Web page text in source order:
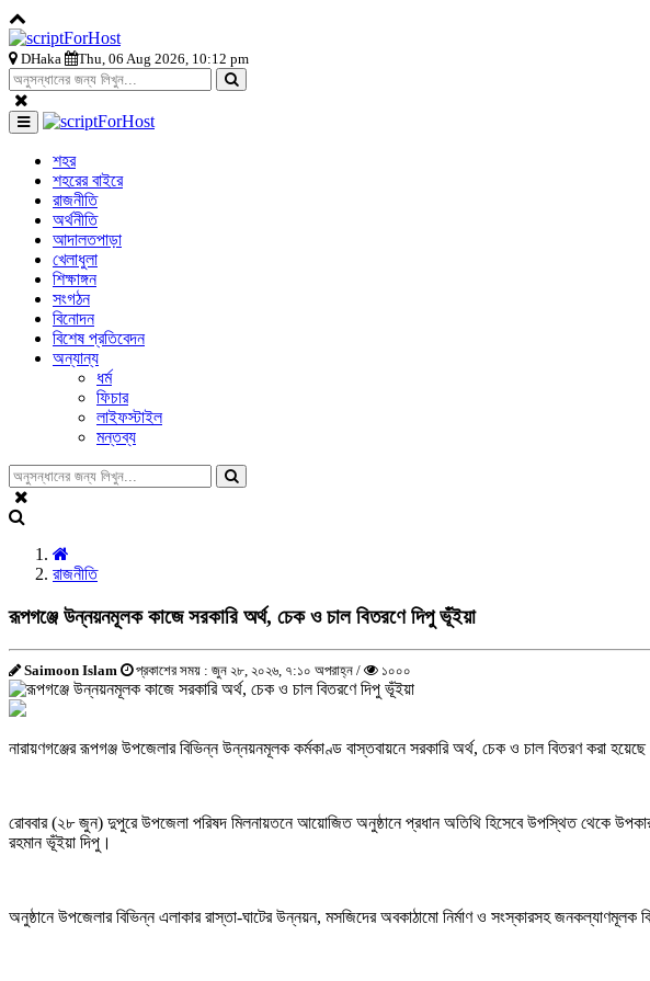
DHaka Thu, 06 Aug 2026, 10:12 pm
শহর
শহরের বাইরে
রাজনীতি
অর্থনীতি
আদালতপাড়া
খেলাধুলা
শিক্ষাঙ্গন
সংগঠন
বিনোদন
বিশেষ প্রতিবেদন
অন্যান্য
ধর্ম
ফিচার
লাইফস্টাইল
মন্তব্য
রাজনীতি
রূপগঞ্জে উন্নয়নমূলক কাজে সরকারি অর্থ, চেক ও চাল বিতরণে দিপু ভূঁইয়া
Saimoon Islam প্রকাশের সময় : জুন ২৮, ২০২৬, ৭:১০ অপরাহ্ন / ১০০০
নারায়ণগঞ্জের রূপগঞ্জ উপজেলার বিভিন্ন উন্নয়নমূলক কর্মকাণ্ড বাস্তবায়নে সরকারি অর্থ, চেক ও চাল বিতরণ করা
রোববার (২৮ জুন) দুপুরে উপজেলা পরিষদ মিলনায়তনে আয়োজিত অনুষ্ঠানে প্রধান অতিথি হিসেবে উপস্থিত থেকে
রহমান ভূঁইয়া দিপু।
অনুষ্ঠানে উপজেলার বিভিন্ন এলাকার রাস্তা-ঘাটের উন্নয়ন, মসজিদের অবকাঠামো নির্মাণ ও সংস্কারসহ জনকল্যাণমূলক